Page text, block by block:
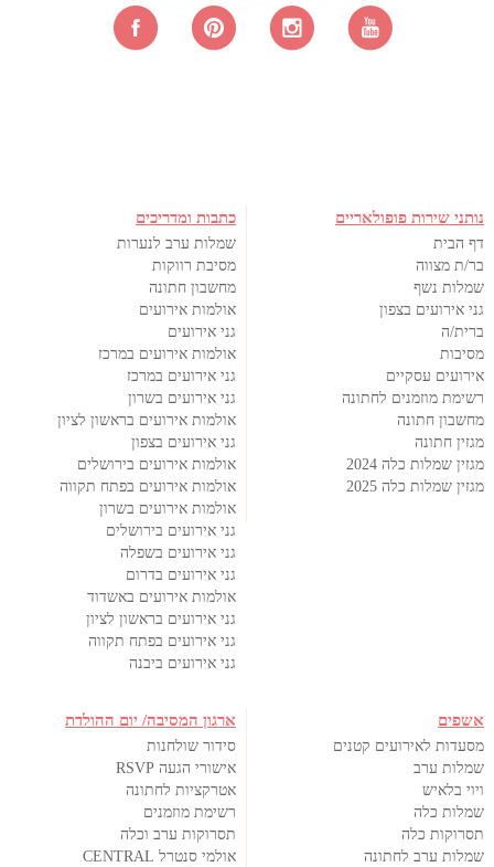
נותני שירות פופולאריים
דף הבית
בר/ת מצווה
שמלות נשף
גני אירועים בצפון
ברית/ה
מסיבות
אירועים עסקיים
רשימת מוזמנים לחתונה
מחשבון חתונה
מגזין חתונה
מגזין שמלות כלה 2024
מגזין שמלות כלה 2025
כתבות ומדריכים
שמלות ערב לנערות
מסיבת רווקות
מחשבון חתונה
אולמות אירועים
גני אירועים
אולמות אירועים במרכז
גני אירועים במרכז
גני אירועים בשרון
אולמות אירועים בראשון לציון
גני אירועים בצפון
אולמות אירועים בירושלים
אולמות אירועים בפתח תקווה
אולמות אירועים בשרון
גני אירועים בירושלים
גני אירועים בשפלה
גני אירועים בדרום
אולמות אירועים באשדוד
גני אירועים בראשון לציון
גני אירועים בפתח תקווה
גני אירועים ביבנה
אשפים
מסעדות לאירועים קטנים
שמלות ערב
ויוי בלאיש
שמלות כלה
תסרוקות כלה
שמלות ערב לחתונה
ארגון המסיבה/ יום ההולדת
סידור שולחנות
אישורי הגעה RSVP
אטרקציות לחתונה
רשימת מוזמנים
תסרוקות ערב וכלה
אולמי סנטרל CENTRAL